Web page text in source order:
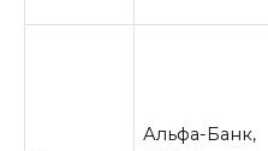
Альфа-Банк,